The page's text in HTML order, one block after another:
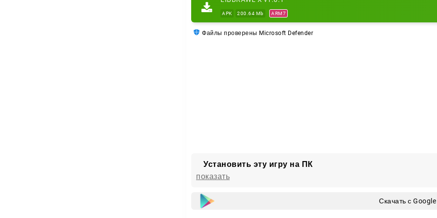
APK 200.64 Mb ARM7
Файлы проверены Microsoft Defender
Установить эту игру на ПК
показать
Скачать с